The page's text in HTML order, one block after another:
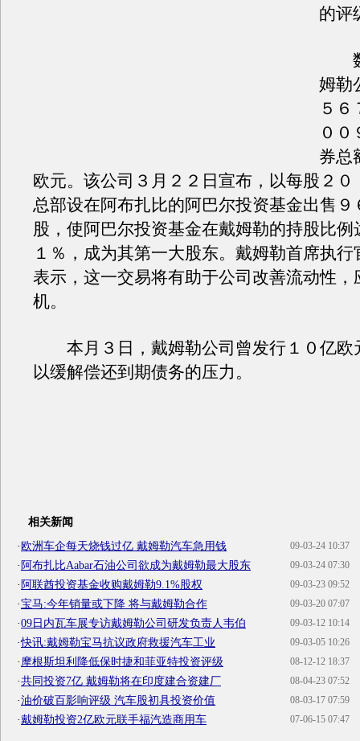
的评
数
姆勒
５６
００
券总
欧元。该公司３月２２日宣布，以每股２０
总部设在阿布扎比的阿巴尔投资基金出售９
股，使阿巴尔投资基金在戴姆勒的持股比例
１％，成为其第一大股东。戴姆勒首席执行
表示，这一交易将有助于公司改善流动性，
机。
本月３日，戴姆勒公司曾发行１０亿欧
以缓解偿还到期债务的压力。
相关新闻
09-03-24 10:37
·欧洲车企每天烧钱过亿 戴姆勒汽车急用钱
09-03-24 07:30
· 阿布扎比Aabar石油公司欲成为戴姆勒最大股东
09-03-23 09:52
· 阿联酋投资基金收购戴姆勒9.1%股权
09-03-20 07:07
·宝马:今年销量或下降 将与戴姆勒合作
09-03-12 10:14
·09日内瓦车展专访戴姆勒公司研发负责人韦伯
09-03-05 10:26
·快讯:戴姆勒宝马抗议政府救援汽车工业
08-12-12 18:37
·摩根斯坦利降低保时捷和菲亚特投资评级
08-04-23 07:52
·共同投资7亿 戴姆勒将在印度建合资建厂
08-03-17 07:59
·油价破百影响评级 汽车股初具投资价值
07-06-15 07:47
·戴姆勒投资2亿欧元联手福汽造商用车